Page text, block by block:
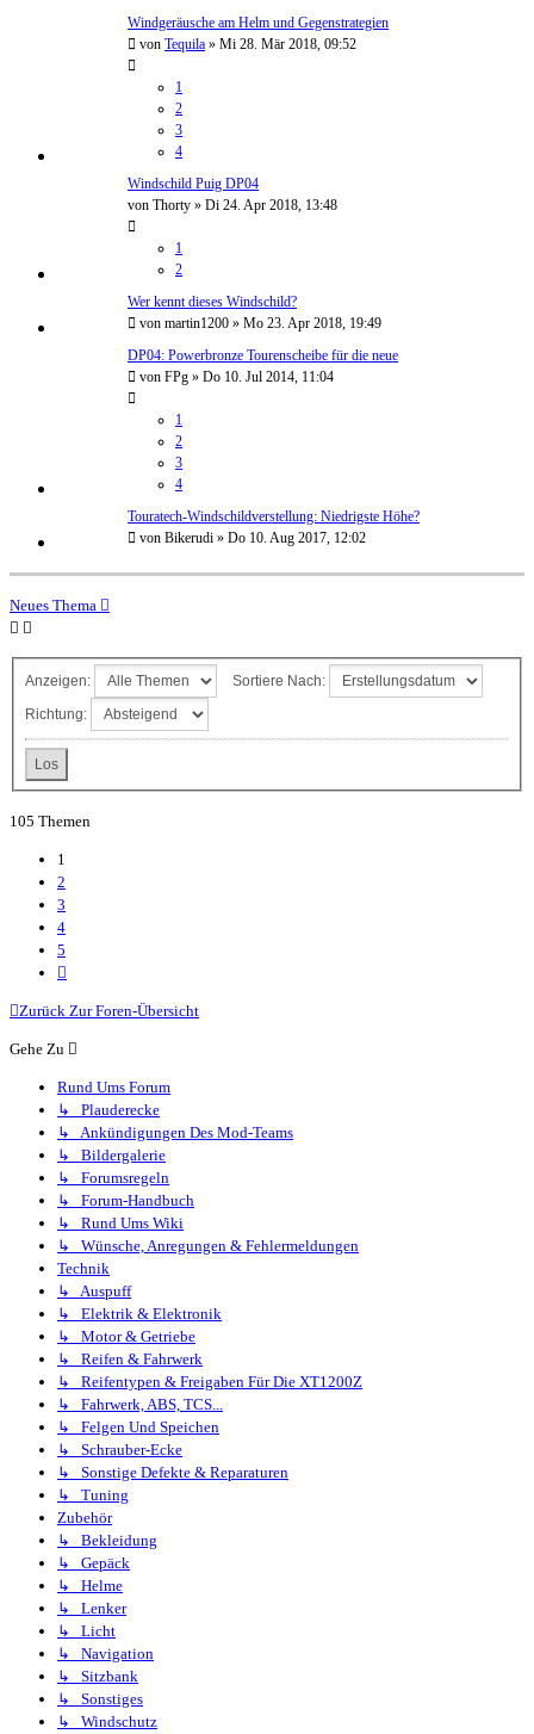
Windgeräusche am Helm und Gegenstrategien
von Tequila » Mi 28. Mär 2018, 09:52
1
2
3
4
Windschild Puig DP04
von Thorty » Di 24. Apr 2018, 13:48
1
2
Wer kennt dieses Windschild?
von martin1200 » Mo 23. Apr 2018, 19:49
DP04: Powerbronze Tourenscheibe für die neue
von FPg » Do 10. Jul 2014, 11:04
1
2
3
4
Touratech-Windschildverstellung: Niedrigste Höhe?
von Bikerudi » Do 10. Aug 2017, 12:02
Neues Thema
Anzeigen:
Sortiere Nach:
Richtung:
105 Themen
1
2
3
4
5
Zurück Zur Foren-Übersicht
Gehe Zu
Rund Ums Forum
↳ Plauderecke
↳ Ankündigungen Des Mod-Teams
↳ Bildergalerie
↳ Forumsregeln
↳ Forum-Handbuch
↳ Rund Ums Wiki
↳ Wünsche, Anregungen & Fehlermeldungen
Technik
↳ Auspuff
↳ Elektrik & Elektronik
↳ Motor & Getriebe
↳ Reifen & Fahrwerk
↳ Reifentypen & Freigaben Für Die XT1200Z
↳ Fahrwerk, ABS, TCS...
↳ Felgen Und Speichen
↳ Schrauber-Ecke
↳ Sonstige Defekte & Reparaturen
↳ Tuning
Zubehör
↳ Bekleidung
↳ Gepäck
↳ Helme
↳ Lenker
↳ Licht
↳ Navigation
↳ Sitzbank
↳ Sonstiges
↳ Windschutz